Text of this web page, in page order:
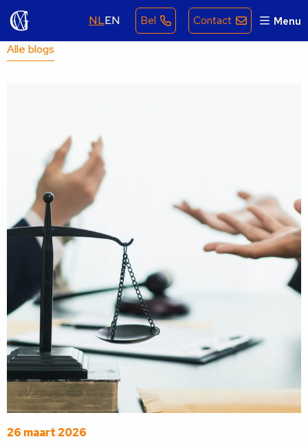
NLEN Bel Contact Menu
Alle blogs
26 maart 2026